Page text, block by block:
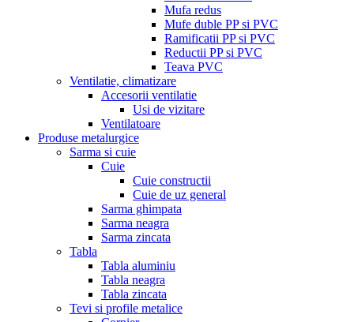
Mufa redus
Mufe duble PP si PVC
Ramificatii PP si PVC
Reductii PP si PVC
Teava PVC
Ventilatie, climatizare
Accesorii ventilatie
Usi de vizitare
Ventilatoare
Produse metalurgice
Sarma si cuie
Cuie
Cuie constructii
Cuie de uz general
Sarma ghimpata
Sarma neagra
Sarma zincata
Tabla
Tabla aluminiu
Tabla neagra
Tabla zincata
Tevi si profile metalice